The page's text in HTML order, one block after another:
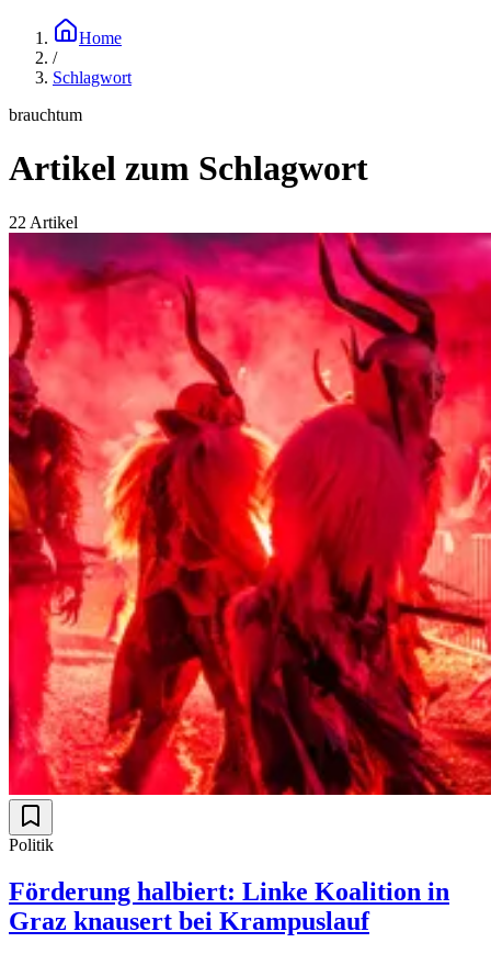
Home
/
Schlagwort
brauchtum
Artikel zum Schlagwort
22 Artikel
Politik
Förderung halbiert: Linke Koalition in
Graz knausert bei Krampuslauf